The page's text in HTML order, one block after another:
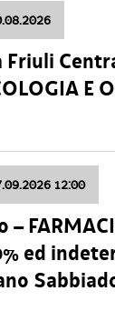
E
12:00
ed